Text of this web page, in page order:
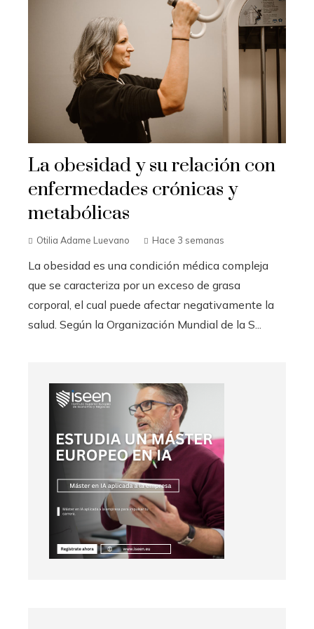
La obesidad y su relación con
enfermedades crónicas y
metabólicas
Otilia Adame Luevano Hace 3 semanas
La obesidad es una condición médica compleja
que se caracteriza por un exceso de grasa
corporal, el cual puede afectar negativamente la
salud. Según la Organización Mundial de la S...